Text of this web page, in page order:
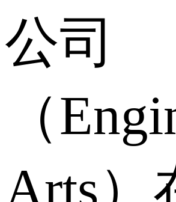
公司
（
Arts）